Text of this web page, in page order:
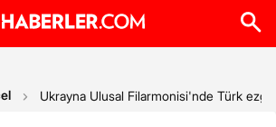
Ukrayna Ulusal Filarmonisi'nde Türk